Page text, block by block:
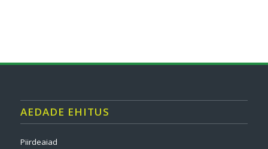
AEDADE EHITUS
Piirdeaiad